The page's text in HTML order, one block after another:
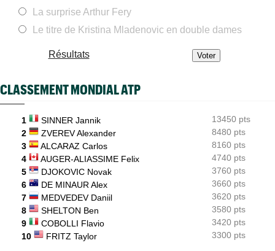
ATP - Montréal
Combien gagnent les joueurs au Masters 1000 de Montréal ?
Gabriel Debru retourne aux USA, son coach avait une autre
ATP - Montréal
08/08
ATP - Montréal
Dani Mérida explose en 2026 : le Top 50 et un nouveau cap
La surprise Arthur Fery
Le titre de Kristina Mladenovic en double dames
Résultats
CLASSEMENT MONDIAL ATP
1 SINNER Jannik
13450 pts
2
ZVEREV Alexander
8480 pts
3
ALCARAZ Carlos
8160 pts
4
AUGER-ALIASSIME Felix
4740 pts
5
DJOKOVIC Novak
3760 pts
6
DE MINAUR Alex
3660 pts
7
MEDVEDEV Daniil
3620 pts
8
SHELTON Ben
3580 pts
9
COBOLLI Flavio
3420 pts
10
FRITZ Taylor 3300 pts